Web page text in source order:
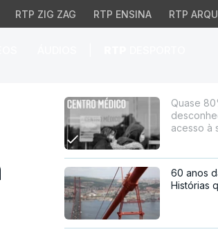
RTP ZIG ZAG RTP ENSINA RTP
direitos noQuase
acesso à
60 anos
Histórias